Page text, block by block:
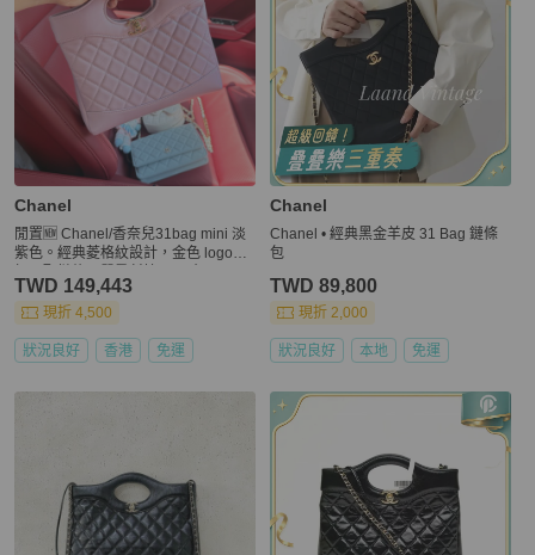
Chanel
閒置🆕 Chanel/香奈兒31bag mini 淡
紫色。經典菱格紋設計，金色 logo
3x5.5cm 好價得
TWD 149,443
現折 4,500
狀況良好 香港 免運
Chanel
Chanel • 經典黑金羊皮 31 Bag 鏈條
包
TWD 89,800
現折 2,000
狀況良好 本地 免運